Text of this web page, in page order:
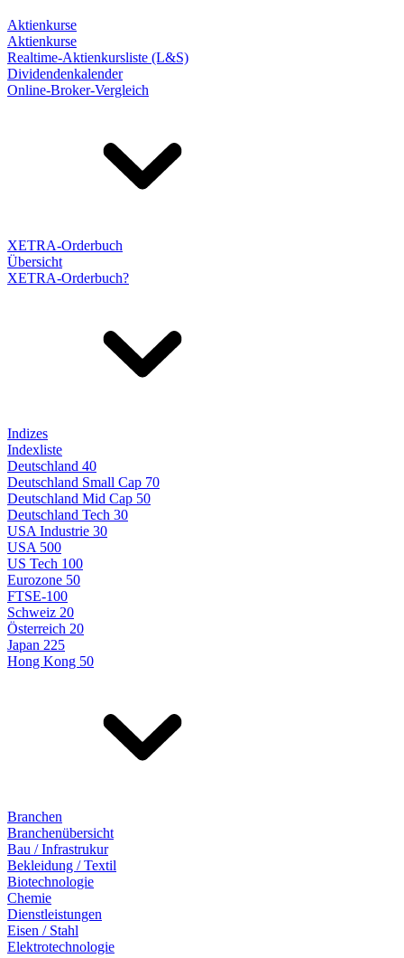
Aktienkurse
Aktienkurse
Realtime-Aktienkursliste (L&S)
Dividendenkalender
Online-Broker-Vergleich
XETRA-Orderbuch
Übersicht
XETRA-Orderbuch?
Indizes
Indexliste
Deutschland 40
Deutschland Small Cap 70
Deutschland Mid Cap 50
Deutschland Tech 30
USA Industrie 30
USA 500
US Tech 100
Eurozone 50
FTSE-100
Schweiz 20
Österreich 20
Japan 225
Hong Kong 50
Branchen
Branchenübersicht
Bau / Infrastrukur
Bekleidung / Textil
Biotechnologie
Chemie
Dienstleistungen
Eisen / Stahl
Elektrotechnologie